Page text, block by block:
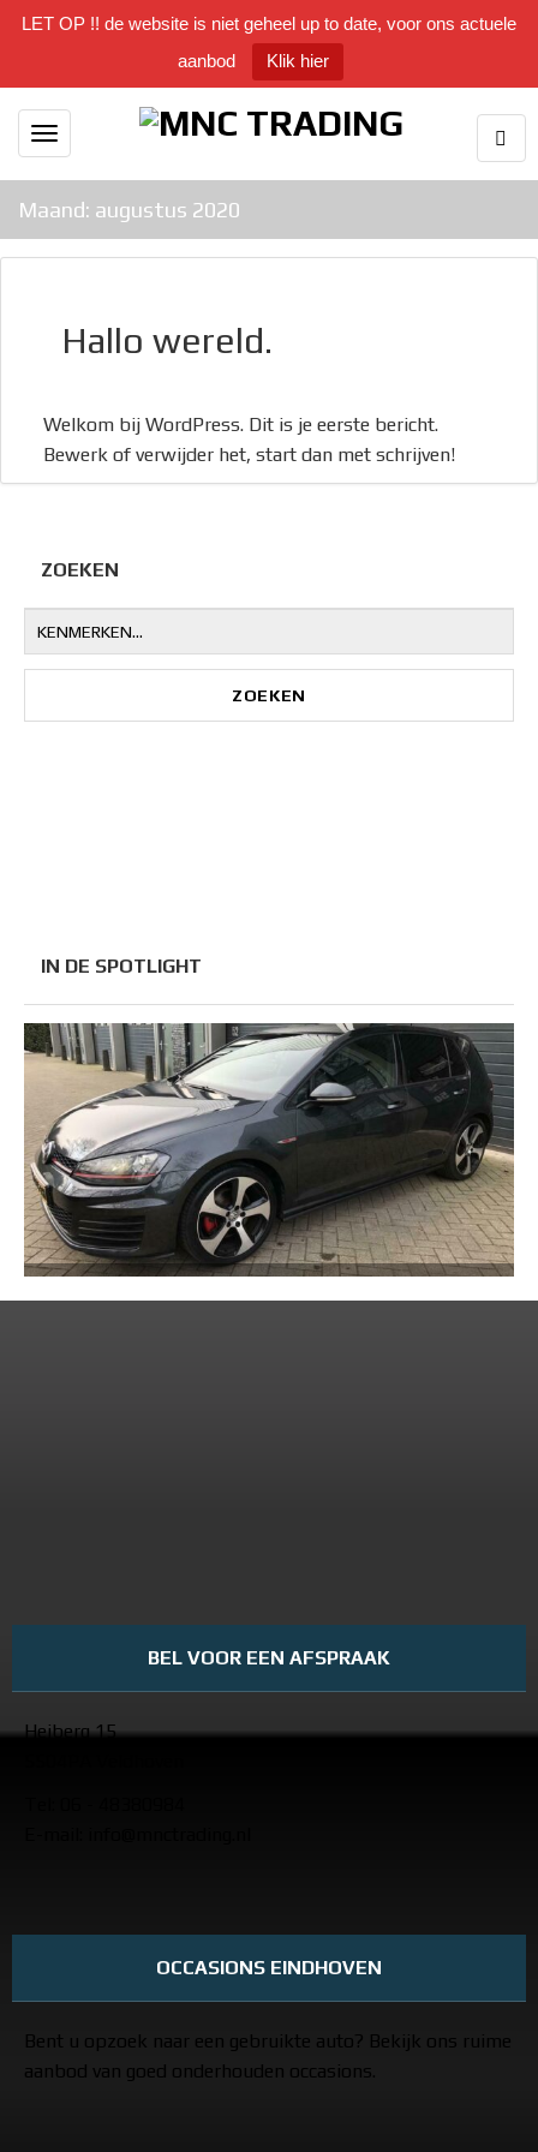
LET OP !! de website is niet geheel up to date, voor ons actuele
aanbod
Klik hier
Toggle
Maand: augustus 2020
Hallo wereld.
Welkom bij WordPress. Dit is je eerste bericht.
Bewerk of verwijder het, start dan met schrijven!
ZOEKEN
IN DE SPOTLIGHT
BEL VOOR EEN AFSPRAAK
Heiberg 15
OCCASIONS EINDHOVEN
Bent u opzoek naar een gebruikte auto? Bekijk ons ruime
aanbod van goed onderhouden occasions.